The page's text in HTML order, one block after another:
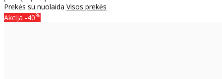
Prekės su nuolaida Visos prekės
Akcija -40%